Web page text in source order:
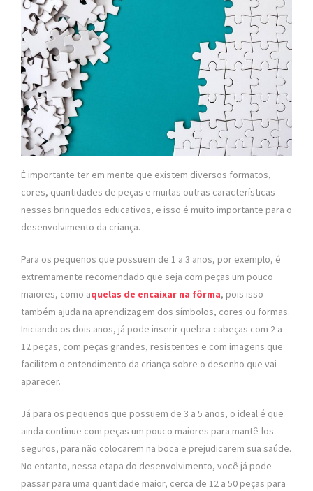
É importante ter em mente que existem diversos formatos,
cores, quantidades de peças e muitas outras características
nesses brinquedos educativos, e isso é muito importante para o
desenvolvimento da criança.
Para os pequenos que possuem de 1 a 3 anos, por exemplo, é
extremamente recomendado que seja com peças um pouco
maiores, como aquelas de encaixar na fôrma, pois isso
também ajuda na aprendizagem dos símbolos, cores ou formas.
Iniciando os dois anos, já pode inserir quebra-cabeças com 2 a
12 peças, com peças grandes, resistentes e com imagens que
facilitem o entendimento da criança sobre o desenho que vai
aparecer.
Já para os pequenos que possuem de 3 a 5 anos, o ideal é que
ainda continue com peças um pouco maiores para mantê-los
seguros, para não colocarem na boca e prejudicarem sua saúde.
No entanto, nessa etapa do desenvolvimento, você já pode
passar para uma quantidade maior, cerca de 12 a 50 peças para